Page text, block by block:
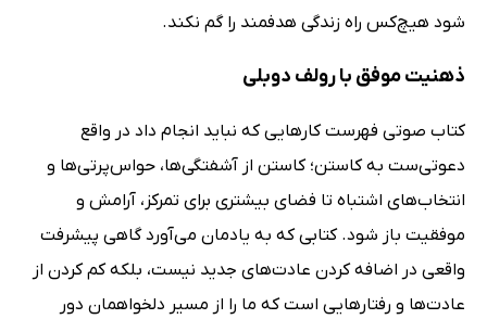
شود هیچ‌کس راه زندگی هدفمند را گم نکند.
ذهنیت موفق با رولف دوبلی
کتاب صوتی فهرست کارهایی که نباید انجام داد در واقع
دعوتی‌ست به کاستن؛ کاستن از آشفتگی‌ها، حواس‌پرتی‌ها و
انتخاب‌های اشتباه تا فضای بیشتری برای تمرکز، آرامش و
موفقیت باز شود. کتابی که به یادمان می‌آورد گاهی پیشرفت
واقعی در اضافه کردن عادت‌های جدید نیست، بلکه کم کردن از
عادت‌ها و رفتارهایی است که ما را از مسیر دلخواهمان دور